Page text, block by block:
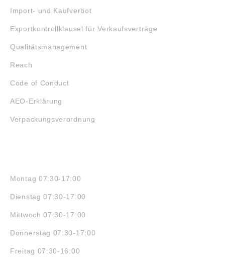
Import- und Kaufverbot
Exportkontrollklausel für Verkaufsverträge
Qualitätsmanagement
Reach
Code of Conduct
AEO-Erklärung
Verpackungsverordnung
Montag 07:30-17:00
Dienstag 07:30-17:00
Mittwoch 07:30-17:00
Donnerstag 07:30-17:00
Freitag 07:30-16:00